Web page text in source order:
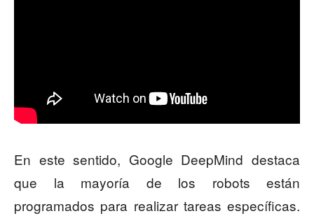
En este sentido, Google DeepMind destaca
que la mayoría de los robots están
programados para realizar tareas específicas.